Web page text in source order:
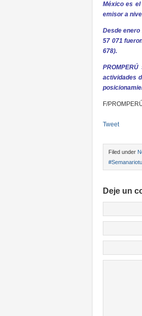
México es
emisor a
Desde
57 071
678).
actividades
F/
Tweet
Filed under
Deje un